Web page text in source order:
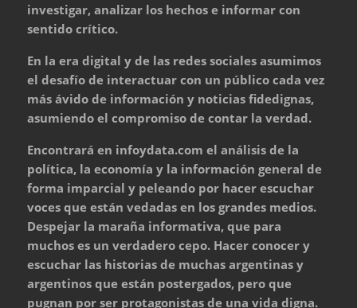
investigar, analizar los hechos e informar con
sentido crítico.
En la era digital y de las redes sociales asumimos
el desafío de interactuar con un público cada vez
más ávido de información y noticias fidedignas,
asumiendo el compromiso de contar la verdad.
Encontrará en infoydata.com el análisis de la
política, la economía y la información general de
forma imparcial y peleando por hacer escuchar
voces que están vedadas en los grandes medios.
Despejar la maraña informativa, que para
muchos es un verdadero cepo. Hacer conocer y
escuchar las historias de muchas argentinas y
argentinos que están postergados, pero que
pugnan por ser protagonistas de una vida digna.